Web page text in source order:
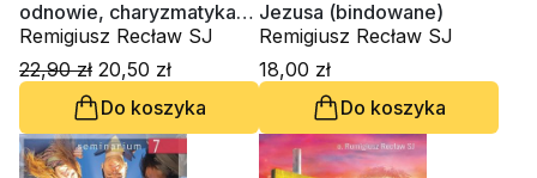
odnowie, charyzmatykach
i duchowości
ignacjańskiej
Remigiusz Recław SJ
22,90 zł 20,50 zł
Do koszyka
Jezusa (bindowane)
Remigiusz Recław SJ
18,00 zł
Do koszyka